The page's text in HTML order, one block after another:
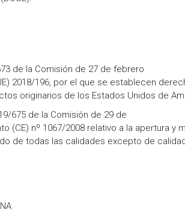
de la Comisión de 27 de febrero
2018/196, por el que se establecen
originarios de los Estados Unidos de
675 de la Comisión de 29 de
(CE) nº 1067/2008 relativo a la apertura
de todas las calidades excepto de